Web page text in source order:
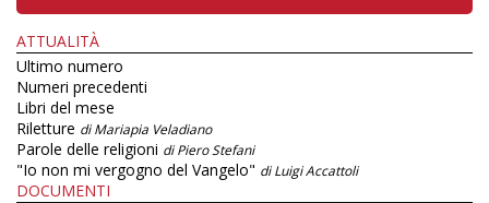
ATTUALITÀ
Ultimo numero
Numeri precedenti
Libri del mese
Riletture di Mariapia Veladiano
Parole delle religioni di Piero Stefani
"Io non mi vergogno del Vangelo" di Luigi Accattoli
DOCUMENTI